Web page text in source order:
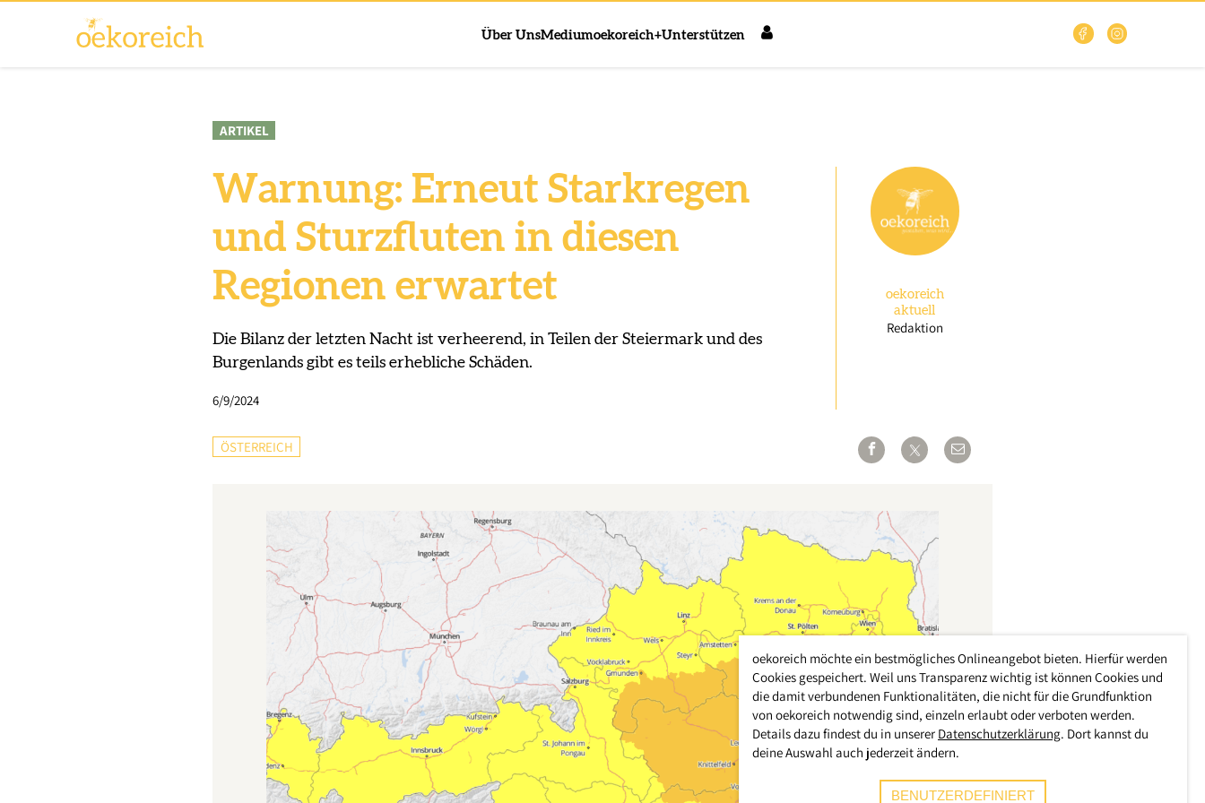
Über UnsMediumoekoreich+Unterstützen
ARTIKEL
Warnung: Erneut Starkregen
und Sturzfluten in diesen
Regionen erwartet
Die Bilanz der letzten Nacht ist verheerend, in Teilen der Steiermark und des
Burgenlands gibt es teils erhebliche Schäden.
6/9/2024
oekoreich
aktuell
Redaktion
ÖSTERREICH
oekoreich möchte ein bestmögliches Onlineangebot bieten. Hierfür werden
Cookies gespeichert. Weil uns Transparenz wichtig ist können Cookies und
die damit verbundenen Funktionalitäten, die nicht für die Grundfunktion
von oekoreich notwendig sind, einzeln erlaubt oder verboten werden.
Details dazu findest du in unserer Datenschutzerklärung. Dort kannst du
deine Auswahl auch jederzeit ändern.
BENUTZERDEFINIERT